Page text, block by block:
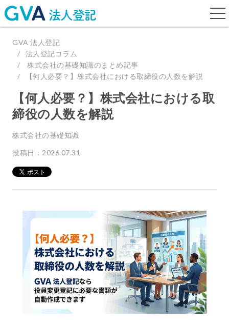
GVA 法人登記
法人登記コラム
株式会社の基礎知識のまとめ記事
【何人必要？】株式会社における取締役の人数を解説
【何人必要？】株式会社における取
締役の人数を解説
株式会社の基礎知識
投稿日：2026.07.31